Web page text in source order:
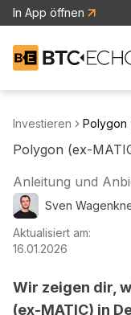
In App öffnen
Zur BTC-ECHO
Investieren Polygon
Polygon (ex-
Anleitung und
Sven
Aktualisiert am:
16.01.2026
Wir zeigen dir,
(ex-MATIC) in